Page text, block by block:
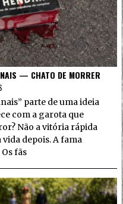
— CHATO DE MORRER
parte de uma ideia
com a garota que
Não a vitória rápida
depois. A fama
fãs